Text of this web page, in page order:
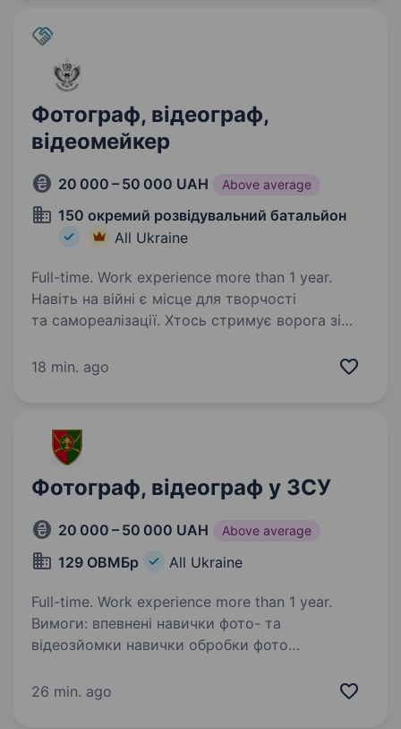
Фотограф, відеограф,
відеомейкер
20 000 – 50 000 UAH Above average
150 окремий розвідувальний батальйон
All Ukraine
Full-time. Work experience more than 1 year.
Навіть на війні є місце для творчості
та самореалізації. Хтось стримує ворога зі
смартфоном та комп’ютером, допомагаючи
18 min. ago
Фотограф, відеограф у ЗСУ
20 000 – 50 000 UAH Above average
129 ОВМБр All Ukraine
Full-time. Work experience more than 1 year.
Вимоги: впевнені навички фото- та
відеозйомки навички обробки фото
відео (DaVinci Resolve/Adobe Premiere Pro/Final
26 min. ago